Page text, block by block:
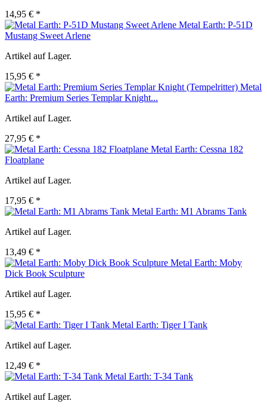
14,95 € *
Metal Earth: P-51D
Mustang Sweet Arlene
Artikel auf Lager.
15,95 € *
Metal
Earth: Premium Series Templar Knight...
Artikel auf Lager.
27,95 € *
Metal Earth: Cessna 182
Floatplane
Artikel auf Lager.
17,95 € *
Metal Earth: M1 Abrams Tank
Artikel auf Lager.
13,49 € *
Metal Earth: Moby
Dick Book Sculpture
Artikel auf Lager.
15,95 € *
Metal Earth: Tiger I Tank
Artikel auf Lager.
12,49 € *
Metal Earth: T-34 Tank
Artikel auf Lager.